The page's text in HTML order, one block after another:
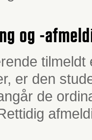
og -
er den
de